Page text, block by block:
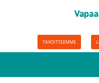
TAVOITTEEMME